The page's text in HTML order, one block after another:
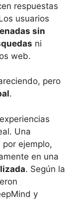
respuestas
usuarios
sin
ni
web.
pero
.
Una
ejemplo,
en una
. Según la
y